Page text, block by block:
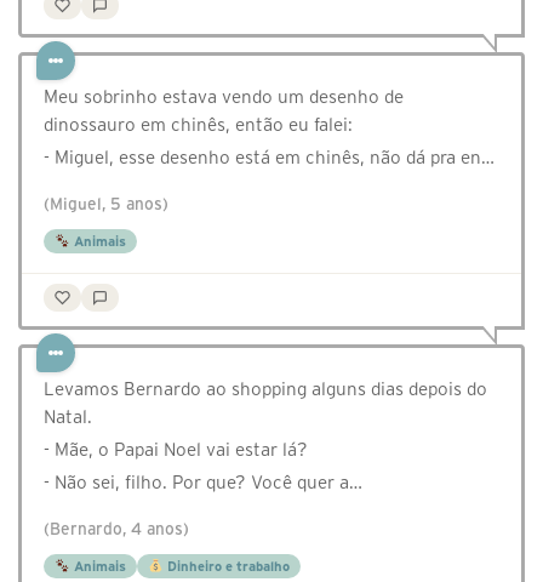
Meu sobrinho estava vendo um desenho de
dinossauro em chinês, então eu falei:
- Miguel, esse desenho está em chinês, não dá pra en…
(Miguel, 5 anos)
Animais
Levamos Bernardo ao shopping alguns dias depois do
Natal.
- Mãe, o Papai Noel vai estar lá?
- Não sei, filho. Por que? Você quer a…
(Bernardo, 4 anos)
Animais Dinheiro e trabalho